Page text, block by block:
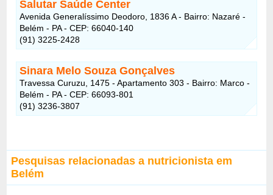
Salutar Saúde Center
Avenida Generalíssimo Deodoro, 1836 A - Bairro: Nazaré -
Belém - PA - CEP: 66040-140
(91) 3225-2428
Sinara Melo Souza Gonçalves
Travessa Curuzu, 1475 - Apartamento 303 - Bairro: Marco -
Belém - PA - CEP: 66093-801
(91) 3236-3807
Pesquisas relacionadas a nutricionista em
Belém